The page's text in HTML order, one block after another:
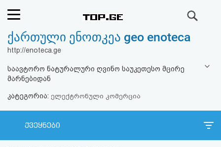
რეიტინგი
კითხვა-
პასუხი
ქართული ენოთკეა geo enoteca
http://enoteca.ge
საავტორო ნატურალური ღვინო საუკეთესო მცირე
მარნებიდან
კატეგორია: ელექტრონული კომერცია
ქვეყნები